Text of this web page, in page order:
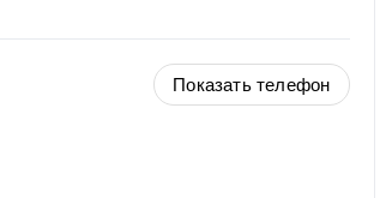
Показать телефон